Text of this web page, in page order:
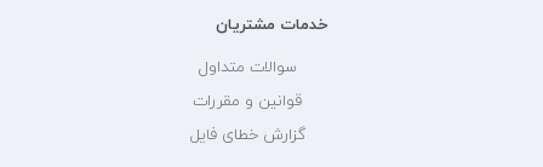
خدمات مشتریان
سوالات متداول
قوانین و مقررات
گزارش خطای فایل